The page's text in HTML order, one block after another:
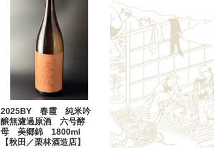
2025BY 春霞 純米吟
醸無濾過原酒 六号酵
母 美郷錦 1800ml
【秋田／栗林酒造店】